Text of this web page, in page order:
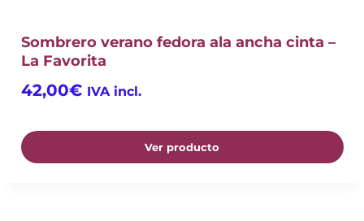
Sombrero verano fedora ala ancha cinta –
La Favorita
42,00€ IVA incl.
Ver producto